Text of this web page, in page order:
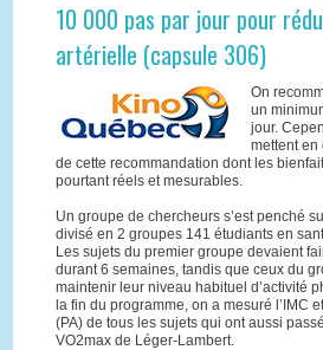
10 000 pas par jour pour
artérielle (capsule 306)
On
un
jour.
mettent en
de cette recommandation dont les
pourtant réels et mesurables.
Un groupe de chercheurs s’est penché
divisé en 2 groupes 141 étudiants en
Les sujets du premier groupe devaient
durant 6 semaines, tandis que ceux du
maintenir leur niveau habituel d’activité
la fin du programme, on a mesuré l’IMC
(PA) de tous les sujets qui ont aussi
VO2max de Léger-Lambert.